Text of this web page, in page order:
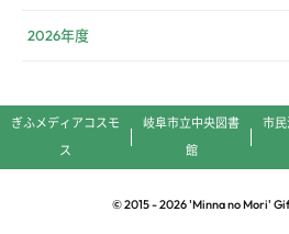
2026年度
ぎふメディアコスモ
ス
岐阜市立中央図書
館
市
© 2015 -2026'Minna no Mori'